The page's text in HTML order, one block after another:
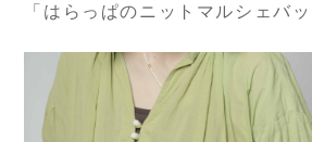
「はらっぱのニットマルシェバッ